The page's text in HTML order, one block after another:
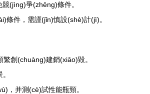
(jìng)爭(zhēng)條件。
條件，需謹(jǐn)慎設(shè)計(jì)。
創(chuàng)建銷(xiāo)毀。
，并測(cè)試性能瓶頸。